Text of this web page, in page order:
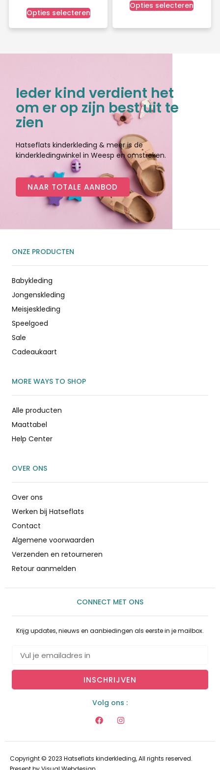
Opties selecteren
Opties selecteren
Ieder kind verdient het
om er op zijn best uit te
zien
Hatseflats kinderkleding & meer is de
kinderkledingwinkel in Weesp en omstreken.
NAAR TOTALE AANBOD
ONZE PRODUCTEN
Babykleding
Jongenskleding
Meisjeskleding
Speelgoed
Sale
Cadeaukaart
MORE WAYS TO SHOP
Alle producten
Maattabel
Help Center
OVER ONS
Over ons
Werken bij Hatseflats
Contact
Algemene voorwaarden
Verzenden en retourneren
Retour aanmelden
CONNECT MET ONS
Krijg updates, nieuws en aanbiedingen als eerste in je mailbox.
INSCHRIJVEN
Volg ons :
Copyright © 2023 Hatseflats kinderkleding, All rights reserved.